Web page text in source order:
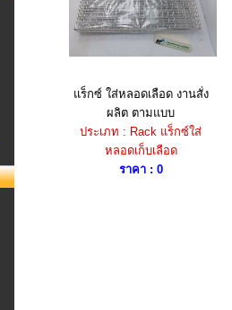
แร็กซ์ ใส่หลอดเลือด งานสั่ง
ผลิต ตามแบบ
ประเภท : Rack แร็กซ์ใส่
หลอดเก็บเลือด
ราคา : 0